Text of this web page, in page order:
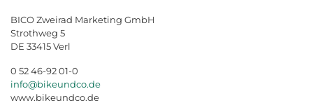
BICO Zweirad Marketing GmbH
Strothweg 5
DE 33415 Verl
0 52 46-92 01-0
info@bikeundco.de
www.bikeundco.de